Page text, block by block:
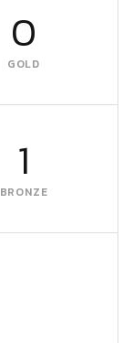
0
GOLD
1
BRONZE